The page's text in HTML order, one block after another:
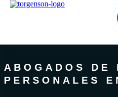
ABOGADOS DE
PERSONALES